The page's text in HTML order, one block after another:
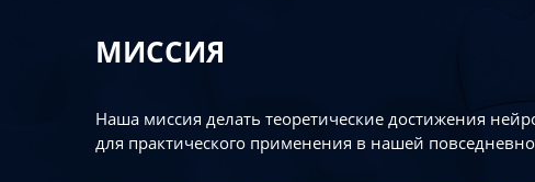
МИССИЯ
Наша миссия делать теоретические достижения
для практического применения в нашей